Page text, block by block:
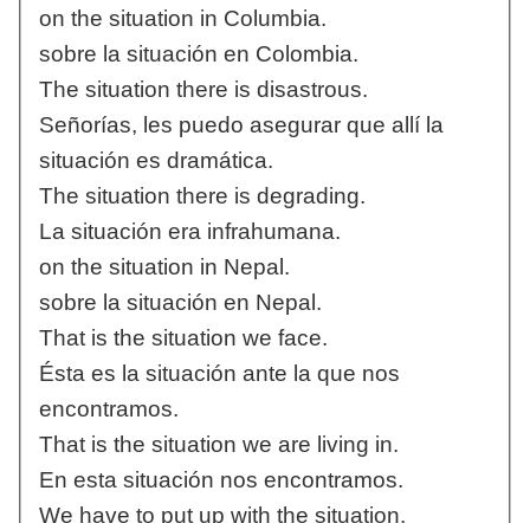
on the situation in Columbia.
sobre la situación en Colombia.
The situation there is disastrous.
Señorías, les puedo asegurar que allí la
situación es dramática.
The situation there is degrading.
La situación era infrahumana.
on the situation in Nepal.
sobre la situación en Nepal.
That is the situation we face.
Ésta es la situación ante la que nos
encontramos.
That is the situation we are living in.
En esta situación nos encontramos.
We have to put up with the situation.